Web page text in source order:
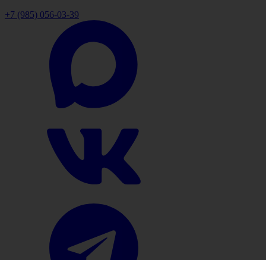
+7 (985) 056-03-39